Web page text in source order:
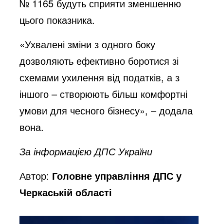
№ 1165 будуть сприяти зменшенню
цього показника.
«Ухвалені зміни з одного боку
дозволяють ефективно боротися зі
схемами ухилення від податків, а з
іншого – створюють більш комфортні
умови для чесного бізнесу», – додала
вона.
За інформацією ДПС України
Автор: Головне управління ДПС у
Черкаській області